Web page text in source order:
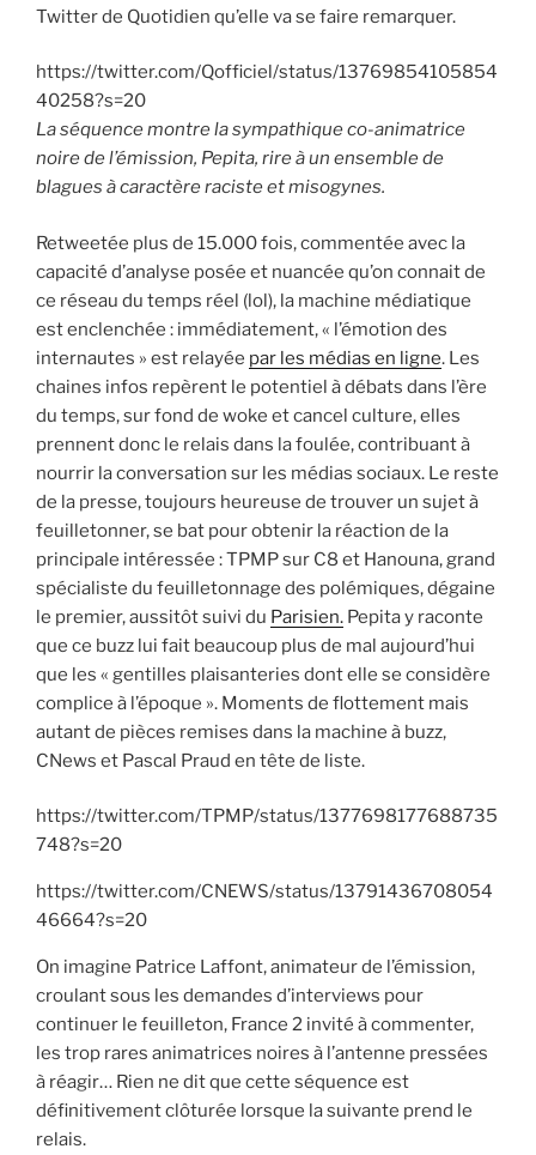
Twitter de Quotidien qu’elle va se faire remarquer.
https://twitter.com/Qofficiel/status/13769854105854
40258?s=20
La séquence montre la sympathique co-animatrice
noire de l’émission, Pepita, rire à un ensemble de
blagues à caractère raciste et misogynes.
Retweetée plus de 15.000 fois, commentée avec la
capacité d’analyse posée et nuancée qu’on connait de
ce réseau du temps réel (lol), la machine médiatique
est enclenchée : immédiatement, « l’émotion des
internautes » est relayée par les médias en ligne. Les
chaines infos repèrent le potentiel à débats dans l’ère
du temps, sur fond de woke et cancel culture, elles
prennent donc le relais dans la foulée, contribuant à
nourrir la conversation sur les médias sociaux. Le reste
de la presse, toujours heureuse de trouver un sujet à
feuilletonner, se bat pour obtenir la réaction de la
principale intéressée : TPMP sur C8 et Hanouna, grand
spécialiste du feuilletonnage des polémiques, dégaine
le premier, aussitôt suivi du Parisien. Pepita y raconte
que ce buzz lui fait beaucoup plus de mal aujourd’hui
que les « gentilles plaisanteries dont elle se considère
complice à l’époque ». Moments de flottement mais
autant de pièces remises dans la machine à buzz,
CNews et Pascal Praud en tête de liste.
https://twitter.com/TPMP/status/1377698177688735
748?s=20
https://twitter.com/CNEWS/status/13791436708054
46664?s=20
On imagine Patrice Laffont, animateur de l’émission,
croulant sous les demandes d’interviews pour
continuer le feuilleton, France 2 invité à commenter,
les trop rares animatrices noires à l’antenne pressées
à réagir… Rien ne dit que cette séquence est
définitivement clôturée lorsque la suivante prend le
relais.